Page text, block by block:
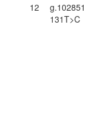
12
g.102851
131T>C